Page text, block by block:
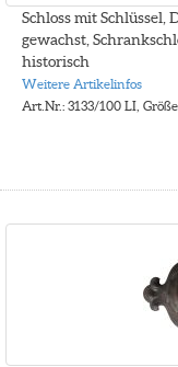
Schloss mit Schlüssel,
gewachst,
historisch
Weitere Artikelinfos
Art.Nr.: 3133/100 LI,